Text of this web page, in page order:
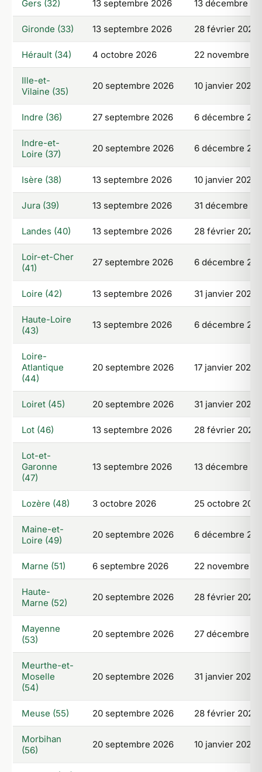
Gers (32) 13 septembre 2026 13 décembre
Gironde (33) 13 septembre 2026 28 février 2027
Hérault (34) 4 octobre 2026 22 novembre
Ille-et-
Vilaine (35)
20 septembre 2026 10 janvier 2027
Indre (36) 27 septembre 2026 6 décembre
Indre-et-
Loire (37)
20 septembre 2026 6 décembre
Isère (38) 13 septembre 2026 10 janvier 2027
Jura (39) 13 septembre 2026 31 décembre
Landes (40) 13 septembre 2026 28 février 2027
Loir-et-Cher
(41)
27 septembre 2026 6 décembre
Loire (42) 13 septembre 2026 31 janvier 2027
Haute-Loire
(43)
13 septembre 2026 6 décembre
Loire-
Atlantique
(44)
20 septembre 2026 17 janvier 2027
Loiret (45) 20 septembre 2026 31 janvier 2027
Lot (46) 13 septembre 2026 28 février 2027
Lot-et-
Garonne
(47)
13 septembre 2026 13 décembre
Lozère (48) 3 octobre 2026 25 octobre
Maine-et-
Loire (49)
20 septembre 2026 6 décembre
Marne (51) 6 septembre 2026 22 novembre
Haute-
Marne (52)
20 septembre 2026 28 février 2027
Mayenne
(53)
20 septembre 2026 27 décembre
Meurthe-et-
Moselle
(54)
20 septembre 2026 31 janvier 2027
Meuse (55) 20 septembre 2026 28 février 2027
Morbihan
(56)
20 septembre 2026 10 janvier 2027